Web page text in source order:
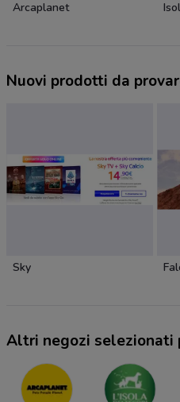
Arcaplanet
Nuovi prodotti da
Sky
Altri negozi selezionati